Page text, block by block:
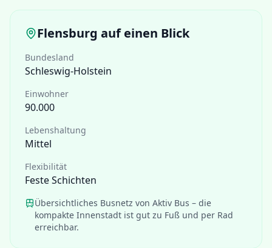
Flensburg auf einen Blick
Bundesland
Schleswig-Holstein
Einwohner
90.000
Lebenshaltung
Mittel
Flexibilität
Feste Schichten
Übersichtliches Busnetz von Aktiv Bus – die
kompakte Innenstadt ist gut zu Fuß und per Rad
erreichbar.